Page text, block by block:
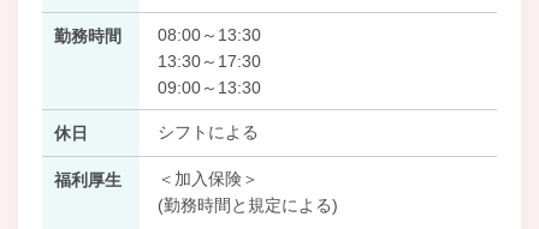
勤務時間
08:00～13:30
13:30～17:30
09:00～13:30
休日 シフトによる
福利厚生
＜加入保険＞
(勤務時間と規定による)